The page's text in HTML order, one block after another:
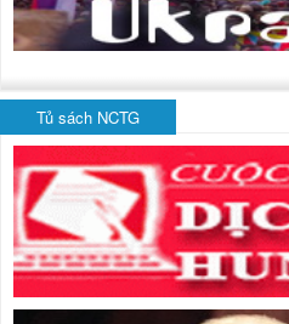
Tủ sách NCTG